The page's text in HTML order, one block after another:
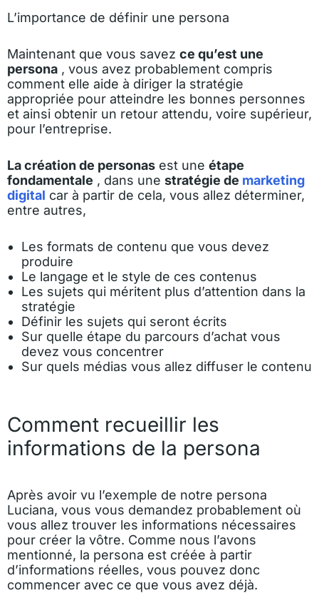
L’importance de définir une persona
Maintenant que vous savez ce qu’est une
persona , vous avez probablement compris
comment elle aide à diriger la stratégie
appropriée pour atteindre les bonnes personnes
et ainsi obtenir un retour attendu, voire supérieur,
pour l’entreprise.
La création de personas est une étape
fondamentale , dans une stratégie de marketing
digital car à partir de cela, vous allez déterminer,
entre autres,
Les formats de contenu que vous devez
produire
Le langage et le style de ces contenus
Les sujets qui méritent plus d’attention dans la
stratégie
Définir les sujets qui seront écrits
Sur quelle étape du parcours d’achat vous
devez vous concentrer
Sur quels médias vous allez diffuser le contenu
Comment recueillir les
informations de la persona
Après avoir vu l’exemple de notre persona
Luciana, vous vous demandez probablement où
vous allez trouver les informations nécessaires
pour créer la vôtre. Comme nous l’avons
mentionné, la persona est créée à partir
d’informations réelles, vous pouvez donc
commencer avec ce que vous avez déjà.